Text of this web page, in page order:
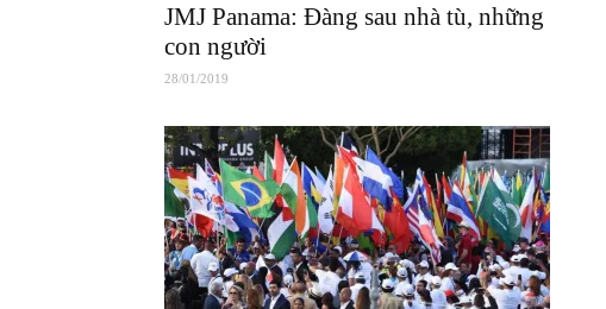
JMJ Panama: Đàng sau nhà tù, những
con người
28/01/2019